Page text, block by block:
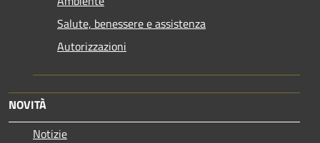
Salute, benessere e assistenza
Autorizzazioni
NOVITÀ
Notizie